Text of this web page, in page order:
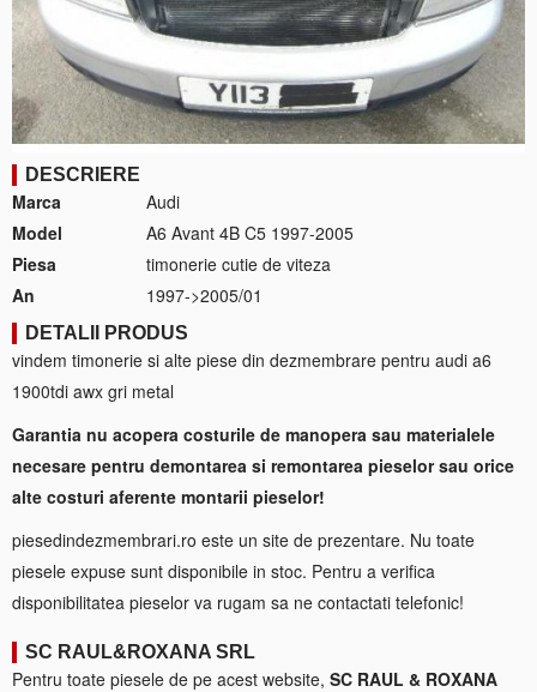
DESCRIERE
Marca
Audi
Model
A6 Avant 4B C5 1997-2005
Piesa
timonerie cutie de viteza
An
1997->2005/01
DETALII PRODUS
vindem timonerie si alte piese din dezmembrare pentru audi a6
1900tdi awx gri metal
Garantia nu acopera costurile de manopera sau materialele
necesare pentru demontarea si remontarea pieselor sau orice
alte costuri aferente montarii pieselor!
piesedindezmembrari.ro este un site de prezentare. Nu toate
piesele expuse sunt disponibile in stoc. Pentru a verifica
disponibilitatea pieselor va rugam sa ne contactati telefonic!
SC RAUL&ROXANA SRL
Pentru toate piesele de pe acest website, SC RAUL & ROXANA